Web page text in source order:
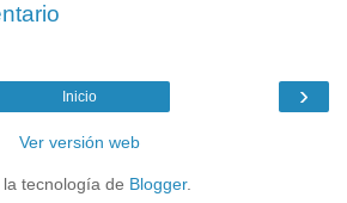
›
Inicio
Ver versión web
la tecnología de Blogger.